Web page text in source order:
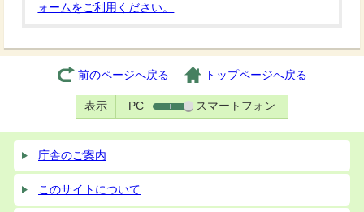
ォームをご利用ください。
前のページへ戻る トップページへ戻る
表示 PC スマートフォン
庁舎のご案内
このサイトについて